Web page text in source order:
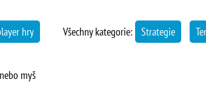
hry Všechny kategorie: Strategie
myš